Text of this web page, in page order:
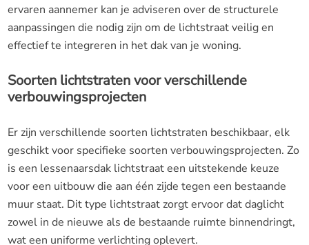
ervaren aannemer kan je adviseren over de structurele
aanpassingen die nodig zijn om de lichtstraat veilig en
effectief te integreren in het dak van je woning.
Soorten lichtstraten voor verschillende
verbouwingsprojecten
Er zijn verschillende soorten lichtstraten beschikbaar, elk
geschikt voor specifieke soorten verbouwingsprojecten. Zo
is een lessenaarsdak lichtstraat een uitstekende keuze
voor een uitbouw die aan één zijde tegen een bestaande
muur staat. Dit type lichtstraat zorgt ervoor dat daglicht
zowel in de nieuwe als de bestaande ruimte binnendringt,
wat een uniforme verlichting oplevert.